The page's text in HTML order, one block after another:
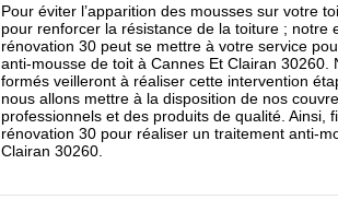
Pour éviter l’apparition des mousses sur votre
pour renforcer la résistance de la toiture ; notre
rénovation 30 peut se mettre à votre service
anti-mousse de toit à Cannes Et Clairan 30260.
formés veilleront à réaliser cette intervention
nous allons mettre à la disposition de nos
professionnels et des produits de qualité. Ainsi,
rénovation 30 pour réaliser un traitement anti-
Clairan 30260.